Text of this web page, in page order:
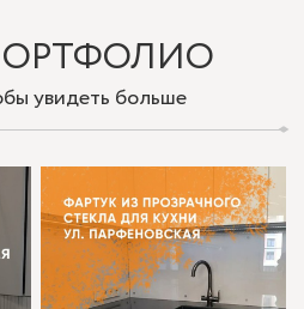
увидеть больше